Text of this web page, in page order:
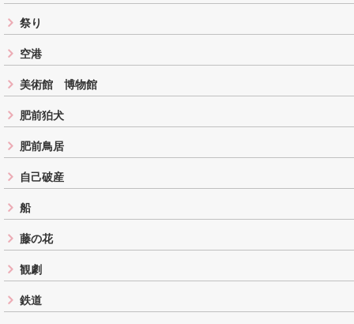
祭り
空港
美術館 博物館
肥前狛犬
肥前鳥居
自己破産
船
藤の花
観劇
鉄道